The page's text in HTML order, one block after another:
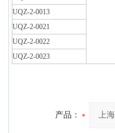
UQZ-2-0013
UQZ-2-0021
UQZ-2-0022
UQZ-2-0023
产品：